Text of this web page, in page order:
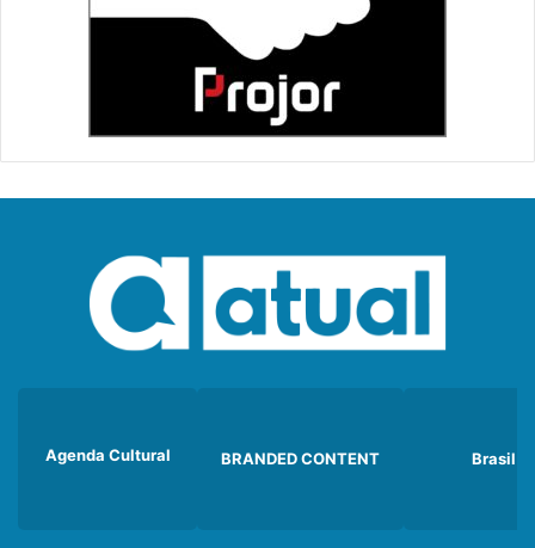
Agenda Cultural BRANDED CONTENT Brasil